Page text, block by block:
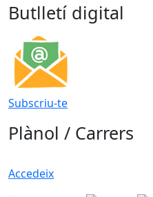
Butlletí digital
Subscriu-te
Plànol / Carrers
Accedeix